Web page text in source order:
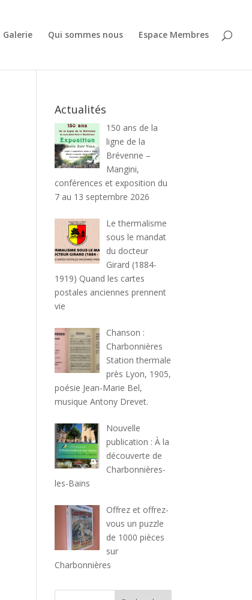
Galerie Qui sommes nous Espace Membres
Actualités
150 ans de la
ligne de la
Brévenne –
Mangini,
conférences et exposition du
7 au 13 septembre 2026
Le thermalisme
sous le mandat
du docteur
Girard (1884-
1919) Quand les cartes
postales anciennes prennent
vie
Chanson :
Charbonnières
Station thermale
près Lyon, 1905,
poésie Jean-Marie Bel,
musique Antony Drevet.
Nouvelle
publication : À la
découverte de
Charbonnières-
les-Bains
Offrez et offrez-
vous un puzzle
de 1000 pièces
sur
Charbonnières